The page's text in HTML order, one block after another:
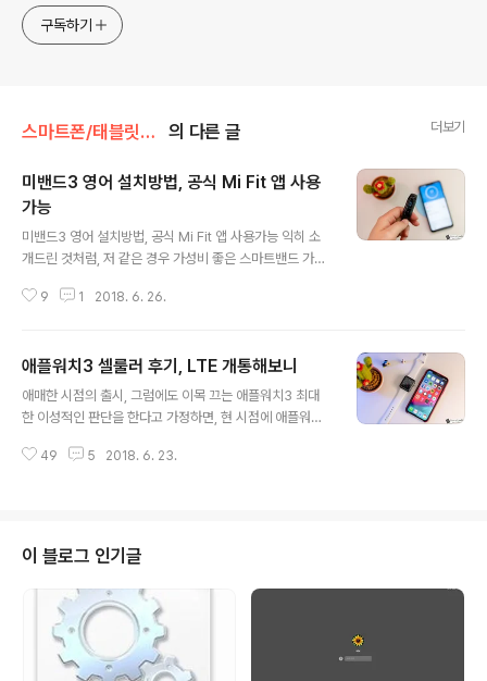
구독하기
스마트폰/태블릿PC/웨어러블 리뷰/> 웨어러블 디바이스 - 스마트워치 등 의 다른 글 더보기
미밴드3 영어 설치방법, 공식 Mi Fit 앱 사용
가능
미밴드3 영어 설치방법, 공식 Mi Fit 앱 사용가능 익히 소
개드린 것처럼, 저 같은 경우 가성비 좋은 스마트밴드 가운
활용을 하고 있습니다. 조만간 국내에도 이 녀석이 공식적
는 분들도 적지 않은 줄 아는데요. 하지만, 우리나라에 정식
으로 출시될 녀석과 달리 직구로 구한 녀석은 메뉴 등의 언
어가 중국어(한자)라는 아쉬움이 있죠. 나름대로 함께 나타
없다지만, 일반적으로 그 활용에 불편함이 있는 건 사실입
9 1 2018. 6. 26.
애플워치3 셀룰러 후기, LTE 개통해보니
애매한 시점의 출시, 그럼에도 이목 끄는 애플워치3 최대
한 이성적인 판단을 한다고 가정하면, 현 시점에 애플워치
말하기 힘들지도 모릅니다. 엄밀하게 말하면 차세대 모델
제가 되고 있는 녀석이 하나 있죠? 바로 좀 전에 말한 그 녀
석인데, 그 가운데 셀룰러 재주를 품고 있는 모델입니다. 네
이밍에서 짐작하실 수 있을 겁니다. 셀룰러 즉 LTE 개통이
가능하고 모회선이 될 아이폰 없이도 나름 독자적인 활용
이 가능한 것이 특징인 제품인데요. 본문에서는 아주 짧은
개봉기 성격의 내용과 함께 애플워..
49 5 2018. 6. 23.
이 블로그 인기글